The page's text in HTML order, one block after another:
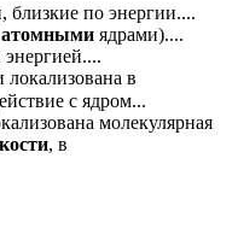
близкие по энергии....
атомными ядрами)....
локализована в
с ядром...
молекулярная
, в